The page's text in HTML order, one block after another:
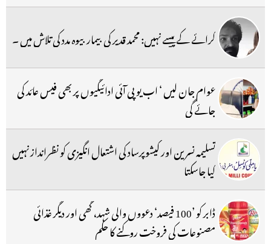
کرائے کے پیسے نہیں: محمد قدیر کی بیمار بیوہ مدد کی تلاش میں ۔
عوام جان لیں ‘ اب یو پی آئی ادائیگیوں پر بھی فیس عائد کی
جائے گی
تسلیمہ نسرین اور کیشوپرساد کی اشتعال انگیزی کو نظرانداز نہیں
کیا جاسکتا
ڈابر کو ’100 فیصد‘ دعووں والی شہد، گھی اور دیگر غذائی
مصنوعات کی فروخت روکنے کا حکم